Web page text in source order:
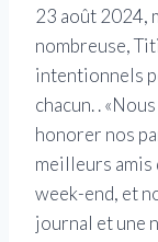
23 août 2024,
nombreuse,
intentionnels
chacun. .
honorer nos
meilleurs amis
week-end, et
journal et une